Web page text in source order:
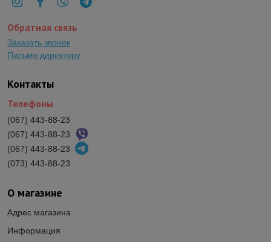
О магазине
Адрес магазина
Информация
Контакты
Телефоны
(067) 443-88-23
(067) 443-88-23
(067) 443-88-23
(073) 443-88-23
Обратная связь
Заказать звонок
Письмо директору